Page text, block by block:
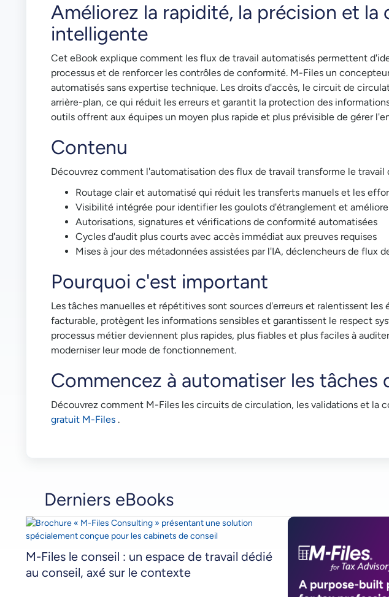
Améliorez la rapidité, la précision et
intelligente
Cet eBook explique comment les flux de travail automatisés permettent
processus et de renforcer les contrôles de conformité. M-Files un
automatisés sans expertise technique. Les droits d'accès, le circuit de
arrière-plan, ce qui réduit les erreurs et garantit la protection des
outils offrent aux équipes un moyen plus rapide et plus prévisible de gérer
Contenu
Découvrez comment l'automatisation des flux de travail transforme le travail
Routage clair et automatisé qui réduit les transferts manuels et les
Visibilité intégrée pour identifier les goulots d'étranglement et
Autorisations, signatures et vérifications de conformité automatisées
Cycles d'audit plus courts avec accès immédiat aux preuves requises
Mises à jour des métadonnées assistées par l'IA, déclencheurs de flux
Pourquoi c'est important
Les tâches manuelles et répétitives sont sources d'erreurs et ralentissent
facturable, protègent les informations sensibles et garantissent le respect
processus métier deviennent plus rapides, plus fiables et plus faciles à
moderniser leur mode de fonctionnement.
Commencez à automatiser les tâches
Découvrez comment M-Files les circuits de circulation, les validations et la
gratuit M-Files .
Derniers eBooks
M-Files le conseil : un espace de travail dédié
au conseil, axé sur le contexte